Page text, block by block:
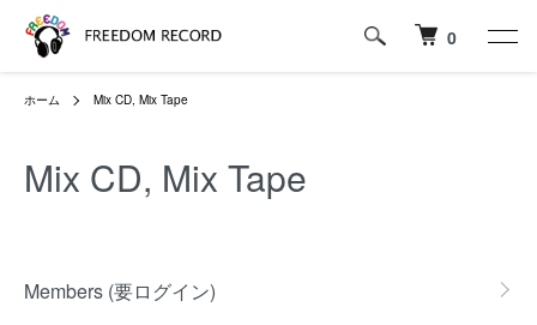
0
ホーム Mix CD, Mix Tape
Mix CD, Mix Tape
Members (要ログイン)